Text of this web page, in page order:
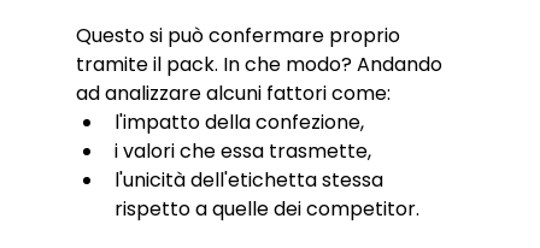
Questo si può confermare proprio
tramite il pack. In che modo? Andando
ad analizzare alcuni fattori come:
l'impatto della confezione,
i valori che essa trasmette,
l'unicità dell'etichetta stessa
rispetto a quelle dei competitor.